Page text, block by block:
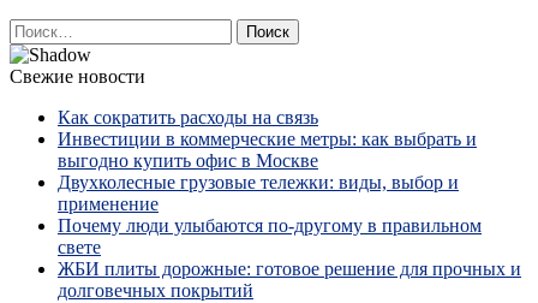
Найти:
Свежие новости
Как сократить расходы на связь
Инвестиции в коммерческие метры: как выбрать и
выгодно купить офис в Москве
Двухколесные грузовые тележки: виды, выбор и
применение
Почему люди улыбаются по‑другому в правильном
свете
ЖБИ плиты дорожные: готовое решение для прочных и
долговечных покрытий